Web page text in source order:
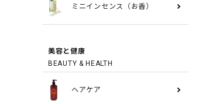
ミニインセンス（お香）
美容と健康
BEAUTY & HEALTH
ヘアケア